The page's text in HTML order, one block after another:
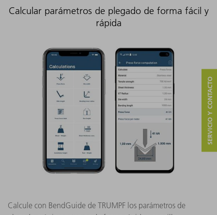
Calcular parámetros de plegado de forma fácil y
rápida
Calcule con BendGuide de TRUMPF los parámetros de
SERVICIO Y CONTACTO